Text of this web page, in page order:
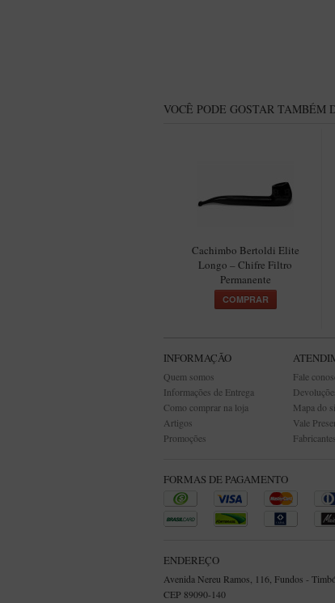
VOCÊ PODE GOSTAR TAMBÉM
Cachimbo Bertoldi Elite
Longo – Chifre Filtro
Permanente
COMPRAR
INFORMAÇÃO
Quem somos
Informações de Entrega
Como comprar na loja
Artigos
Promoções
Fale
Mapa do
Vale
Fabricantes
FORMAS DE PAGAMENTO
ENDEREÇO
Avenida Nereu Ramos, 116, Fundos -
CEP 89090-140